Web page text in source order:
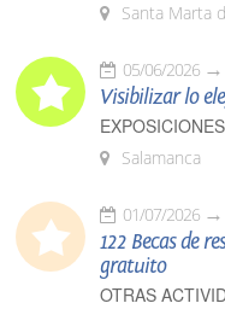
Santa Marta
05/06/2026
Visibilizar lo
EXPOSICIONES
Salamanca
01/07/2026
122 Becas de
gratuito
OTRAS